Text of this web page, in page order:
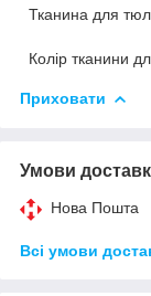
Тканина для
Колір тканини
Приховати
Умови
Нова Пошта
Всі умови